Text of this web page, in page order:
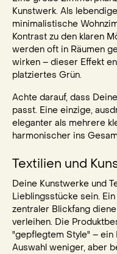
Kunstwerk. Als
minimalistische
Kontrast zu den klaren
werden oft in Räumen
wirken – dieser Effekt
platziertes Grün.
Achte darauf, dass
passt. Eine einzige,
eleganter als mehrere
harmonischer ins
Textilien und
Deine Kunstwerke und
Lieblingsstücke sein.
zentraler Blickfang
verleihen. Die
"gepflegtem Style" –
Auswahl weniger, aber